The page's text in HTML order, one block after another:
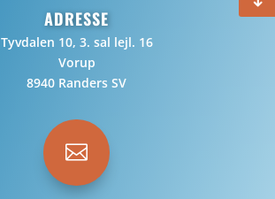
ADRESSE
Tyvdalen 10, 3. sal lejl. 16
Vorup
8940 Randers SV
